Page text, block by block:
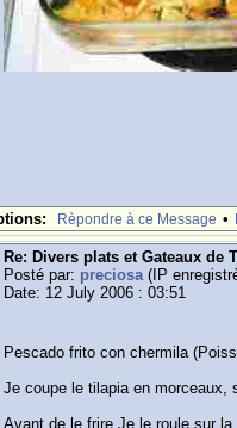
Rèpondre à ce Message •
Re: Divers plats et Gateaux de
Posté par: preciosa(IP
Date: 12 July 2006 : 03:51
Pescado frito con chermila
Je coupe le tilapia en morceaux,
Avant de le frire Je le roule sur